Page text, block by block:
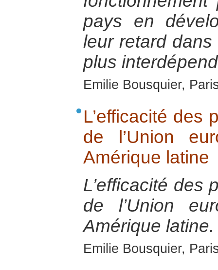
pays en
leur retard
plus
Emilie Bousquier,
L’efficacité des
de l’Union
Amérique latine
L’efficacité des
de l’Union
Amérique latine.
Emilie Bousquier,